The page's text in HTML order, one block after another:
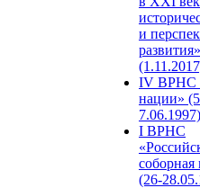
и
развития»
IV ВРНС
нации»
7.06.1997)
I ВРНС
(26-